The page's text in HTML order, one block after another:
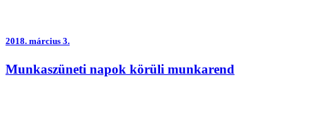
2018. március 3.
Munkaszüneti napok körüli munkarend